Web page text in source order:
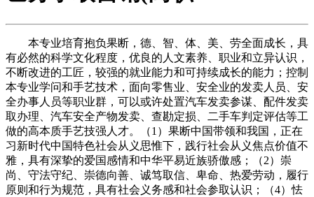
本专业培育抱负果断，德、智、体、美、劳全面成长，具
有必然的科学文化程度，优良的人文素养、职业和立异认识，
不断改进的工匠，较强的就业能力和可持续成长的能力；控制
本专业学问和手艺技术，面向零售业、安全业的发卖人员、安
全办事人员等职业群，可以或许处置汽车发卖参谋、配件发卖
取办理、汽车安全产物发卖、查勘定损、二手车判定评估等工
做的高本质手艺技强人才。（1）果断中国带领和我国，正在
习新时代中国特色社会从义思惟下，践行社会从义焦点价值不
雅，具有深挚的爱国感情和中华平易近族骄傲感；（2）崇
尚、守法守纪、崇德向善、诚笃取信、卑命、热爱劳动，履行
原则和行为规范，具有社会义务感和社会参取认识；（4）怯